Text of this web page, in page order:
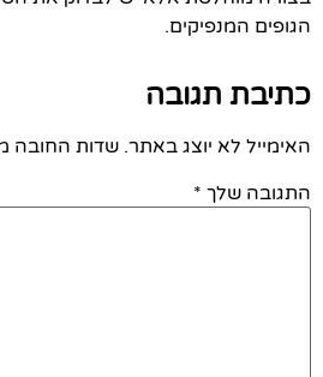
הגופים המנפיקים.
כתיבת תגובה
האימייל לא יוצג באתר. שדות החובה
התגובה שלך *